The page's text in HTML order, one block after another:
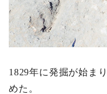
1829年に発掘が始ま
めた。